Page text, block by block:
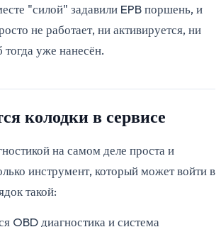
"силой" задавили EPB поршень, и
не работает, ни активируется, ни
уже нанесён.
колодки в сервисе
на самом деле проста и
инструмент, который может войти в
такой:
OBD диагностика и система